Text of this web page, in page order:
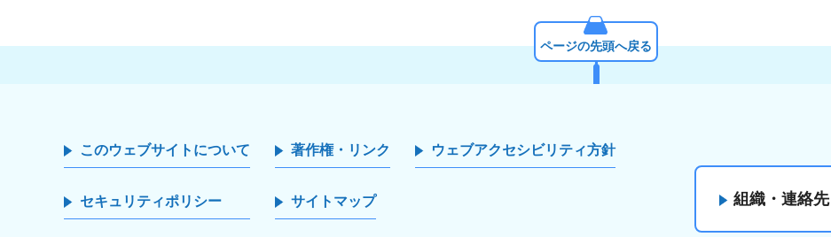
ページの先頭へ戻る
このウェブサイトについて 著作権・リンク ウェブアクセシビリティ方針
セキュリティポリシー サイトマップ 組織・連絡先